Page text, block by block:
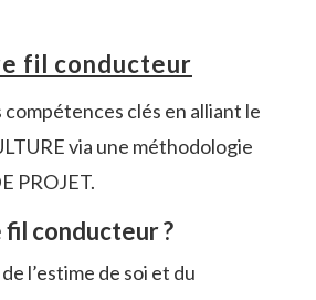
fil conducteur
clés en alliant le
via une méthodologie
PROJET.
fil conducteur ?
l’estime de soi et du